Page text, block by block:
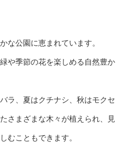
な公園に恵まれています。
や季節の花を楽しめる自然豊か
ラ、夏はクチナシ、秋はモクセ
さまざまな木々が植えられ、見
むこともできます。